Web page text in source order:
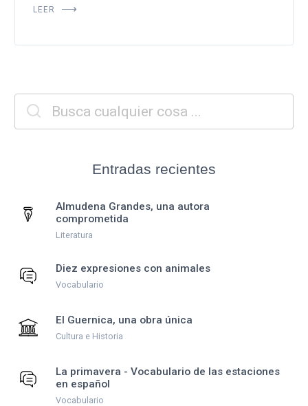
LEER
Entradas recientes
Almudena Grandes, una autora
comprometida
Literatura
Diez expresiones con animales
Vocabulario
El Guernica, una obra única
Cultura e Historia
La primavera - Vocabulario de las estaciones
en español
Vocabulario